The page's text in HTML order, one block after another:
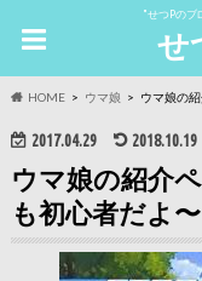
"せつPのブ
せ
HOME ウマ娘 ウマ娘の
2017.04.29 2018.10.19
ウマ娘の紹介
も初心者だよ〜